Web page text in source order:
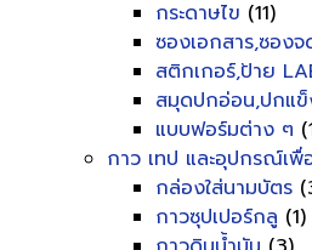
กระดาษไข (11)
ซองเอกสาร,ซอง
สติกเกอร์,ป้าย
สมุดปกอ่อน,ปกแ
แบบฟอร์มต่าง ๆ
กาว เทป และอุปกรณ์เพื่
กล่องใส่นามบัตร
กาวซุปเปอร์กลู (1)